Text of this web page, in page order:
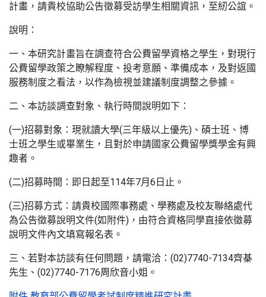
計畫，請貴校協助公告徵募受訪學生相關資訊，至紉公誼。
說明：
一、本研究計畫旨在調查符合公費留學資格之學生，對現行
公費留學政策之瞭解程度、投考意願、準備成本，及對返國
服務制度之看法，以作為檢視並建議制度調整之參據。
二、本訪談調查對象、執行時間說明如下：
(一)招募對象：現就讀大學(三年級以上優先)、碩士班、博
士班之學生或畢業生，且對於申請國家公費留學獎學金有興
趣者。
(二)招募時間：即日起至114年7月6日止。
(三)招募方式：請貴校國際事務處、學務處及校友聯絡處代
為公告徵募說明文件(如附件)，由符合資格同學直接依徵募
說明文件內文填寫報名表。
三、若對本訪談有任何問題，請電洽：(02)7740-7134齊棊
先生、(02)7740-7176周欣音小姐。